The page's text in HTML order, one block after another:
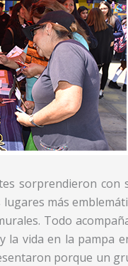
sorprendieron
más
Todo
la vida en la pampa
porque un